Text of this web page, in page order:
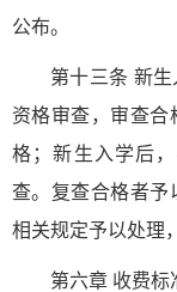
公布。
第十三条 新
资格审查，审查合
格；新生入学后
查。复查合格者予
相关规定予以处理
第六章 收费标